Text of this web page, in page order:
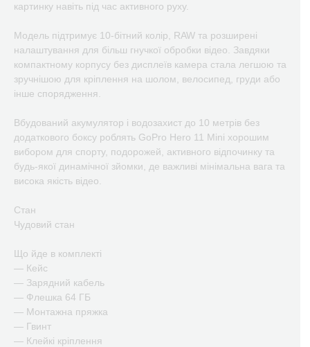
картинку навіть під час активного руху.
Модель підтримує 10-бітний колір, RAW та розширені
налаштування для більш гнучкої обробки відео. Завдяки
компактному корпусу без дисплеїв камера стала легшою та
зручнішою для кріплення на шолом, велосипед, груди або
інше спорядження.
Вбудований акумулятор і водозахист до 10 метрів без
додаткового боксу роблять GoPro Hero 11 Mini хорошим
вибором для спорту, подорожей, активного відпочинку та
будь-якої динамічної зйомки, де важливі мінімальна вага та
висока якість відео.
Стан
Чудовий стан
Що йде в комплекті
— Кейс
— Зарядний кабель
— Флешка 64 ГБ
— Монтажна пряжка
— Гвинт
— Клейкі кріплення